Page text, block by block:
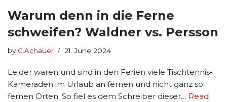
Warum denn in die Ferne
schweifen? Waldner vs. Persson
by G.Achauer 21. June 2024
Leider waren und sind in den Ferien viele Tischtennis-
Kameraden im Urlaub an fernen und nicht ganz so
fernen Orten. So fiel es dem Schreiber dieser… Read